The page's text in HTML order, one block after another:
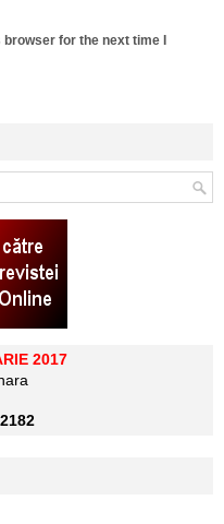
for the next time I
2017